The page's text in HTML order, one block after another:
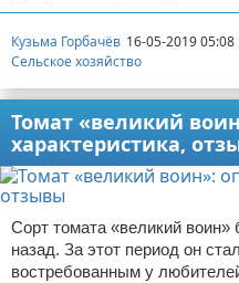
Кузьма Горбачёв 16-05-2019 05:08
Сельское хозяйство
Томат «великий
характеристика,
Сорт томата «великий
назад. За этот период он
востребованным у